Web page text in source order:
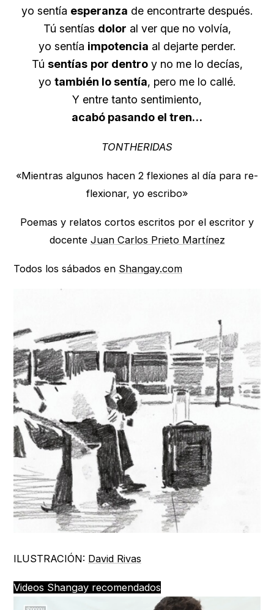
yo sentía esperanza de encontrarte después.
Tú sentías dolor al ver que no volvía,
yo sentía impotencia al dejarte perder.
Tú sentías por dentroy no me lo decías,
yo también lo sentía, pero me lo callé.
Y entre tanto sentimiento,
acabó pasando el tren…
TONTHERIDAS
«Mientras algunos hacen 2 flexiones al día para re-
flexionar, yo escribo»
Poemas y relatos cortos escritos por el escritor y
docente Juan Carlos Prieto Martínez
Todos los sábados en Shangay.com
ILUSTRACIÓN: David Rivas
Videos Shangay recomendados